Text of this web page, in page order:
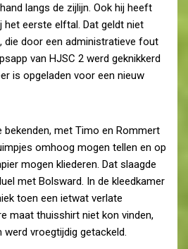
langs de zijlijn. Ook hij heeft
het eerste elftal. Dat geldt niet
die door een administratieve fout
van HJSC 2 werd geknikkerd
is opgeladen voor een nieuw
bekenden, met Timo en Rommert
omhoog mogen tellen en op
mogen kliederen. Dat slaagde
met Bolsward. In de kleedkamer
toen een ietwat verlate
maat thuisshirt niet kon vinden,
vroegtijdig getackeld.